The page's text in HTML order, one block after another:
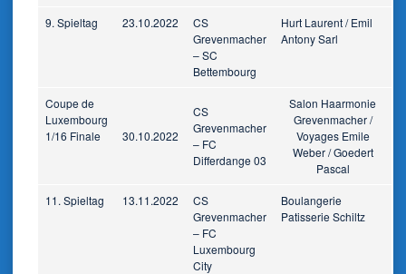
9. Spieltag 23.10.2022
CS
Grevenmacher
– SC
Bettembourg
Hurt Laurent / Emil
Antony Sarl
Coupe de
Luxembourg
1/16 Finale
30.10.2022
CS
Grevenmacher
– FC
Differdange 03
Salon Haarmonie
Grevenmacher /
Voyages Emile
Weber / Goedert
Pascal
11. Spieltag 13.11.2022
CS
Grevenmacher
– FC
Luxembourg
City
Boulangerie
Patisserie Schiltz